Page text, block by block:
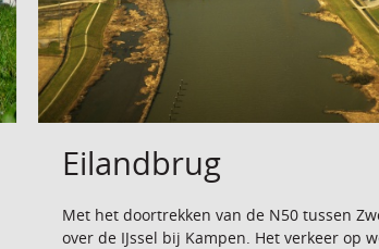
Eilandbrug
Met het doortrekken van de N50 tussen
over de IJssel bij Kampen. Het verkeer op